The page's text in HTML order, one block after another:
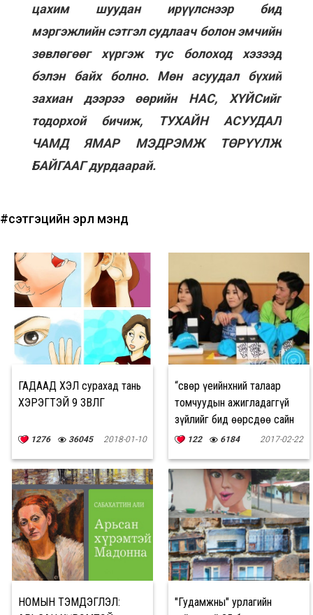
цахим шуудан ирүүлснээр бид
мэргэжлийн сэтгэл судлаач болон эмчийн
зөвлөгөөг хүргэж тус болоход хэзээд
бэлэн байх болно. Мөн асуудал бүхий
захиан дээрээ өөрийн НАС, ХҮЙСийг
тодорхой бичиж, ТУХАЙН АСУУДАЛ
ЧАМД ЯМАР МЭДРЭМЖ ТӨРҮҮЛЖ
БАЙГААГ дурдаарай.
#сэтгэцийн эрүүл мэнд
ГАДААД ХЭЛ сурахад тань
ХЭРЭГТЭЙ 9 ЗӨВЛӨГӨӨ
1276 36045 2018-01-10
“Өсвөр үеийнхний талаар
томчуудын ажигладаггүй
зүйлийг бид өөрсдөө сайн
мэддэг”
122 6184 2017-02-22
НОМЫН ТЭМДЭГЛЭЛ:
"Гудамжны" урлагийн